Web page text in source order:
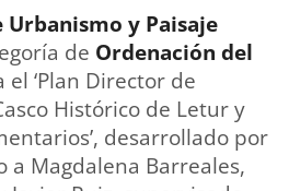
Urbanismo y Paisaje
de Ordenación del
el ‘Plan Director de
Histórico de Letur y
desarrollado por
a Magdalena Barreales,